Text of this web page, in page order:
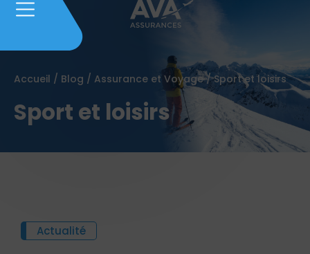
Accueil / Blog / Assurance et Voyage/Sport et loisirs
Sport et loisirs
Actualité